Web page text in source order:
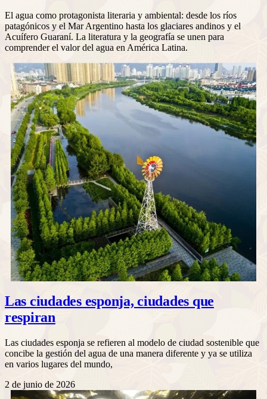
El agua como protagonista literaria y ambiental: desde los ríos
patagónicos y el Mar Argentino hasta los glaciares andinos y el
Acuífero Guaraní. La literatura y la geografía se unen para
comprender el valor del agua en América Latina.
Las ciudades esponja, ciudades que
respiran
Las ciudades esponja se refieren al modelo de ciudad sostenible que
concibe la gestión del agua de una manera diferente y ya se utiliza
en varios lugares del mundo,
2 de junio de 2026